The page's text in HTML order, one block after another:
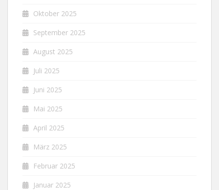
Oktober 2025
September 2025
August 2025
Juli 2025
Juni 2025
Mai 2025
April 2025
März 2025
Februar 2025
Januar 2025